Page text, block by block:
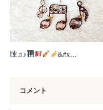
♫♪ &#x…
コメント